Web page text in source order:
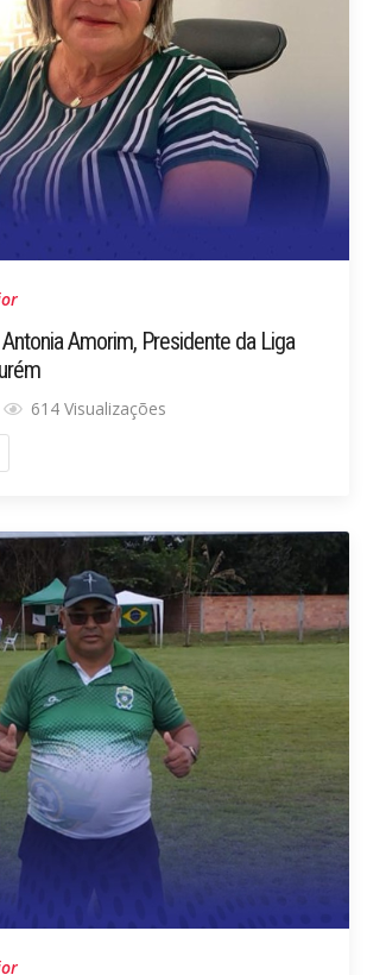
Amorim, Presidente da Liga
614 Visualizações